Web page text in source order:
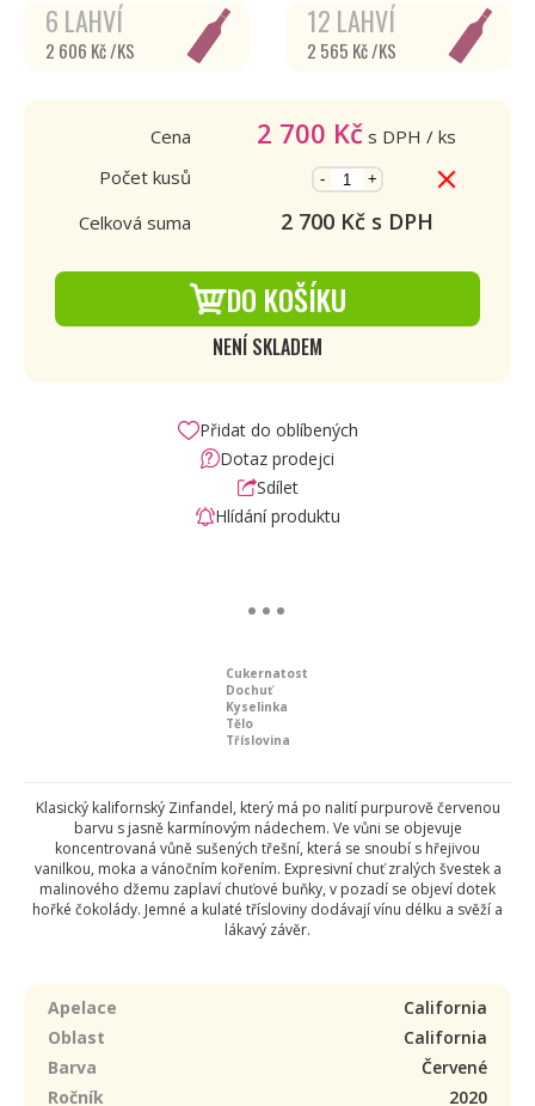
6 LAHVÍ
2 606 Kč /KS
12 LAHVÍ
2 565 Kč /KS
Cena 2 700 Kč s DPH / ks
Počet kusů
- +
Celková suma 2 700Kč s DPH
DO KOŠÍKU
NENÍ SKLADEM
Přidat do oblíbených
Dotaz prodejci
Sdílet
Hlídání produktu
Cukernatost
Dochuť
Kyselinka
Tělo
Tříslovina
Klasický kalifornský Zinfandel, který má po nalití purpurově červenou
barvu s jasně karmínovým nádechem. Ve vůni se objevuje
koncentrovaná vůně sušených třešní, která se snoubí s hřejivou
vanilkou, moka a vánočním kořením. Expresivní chuť zralých švestek a
malinového džemu zaplaví chuťové buňky, v pozadí se objeví dotek
hořké čokolády. Jemné a kulaté třísloviny dodávají vínu délku a svěží a
lákavý závěr.
Apelace
California
Oblast
California
Barva
Červené
Ročník
2020